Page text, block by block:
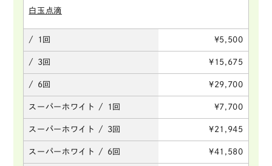
白玉点滴
/ 1回 ¥5,500
/ 3回 ¥15,675
/ 6回 ¥29,700
スーパーホワイト / 1回 ¥7,700
スーパーホワイト / 3回 ¥21,945
スーパーホワイト / 6回 ¥41,580